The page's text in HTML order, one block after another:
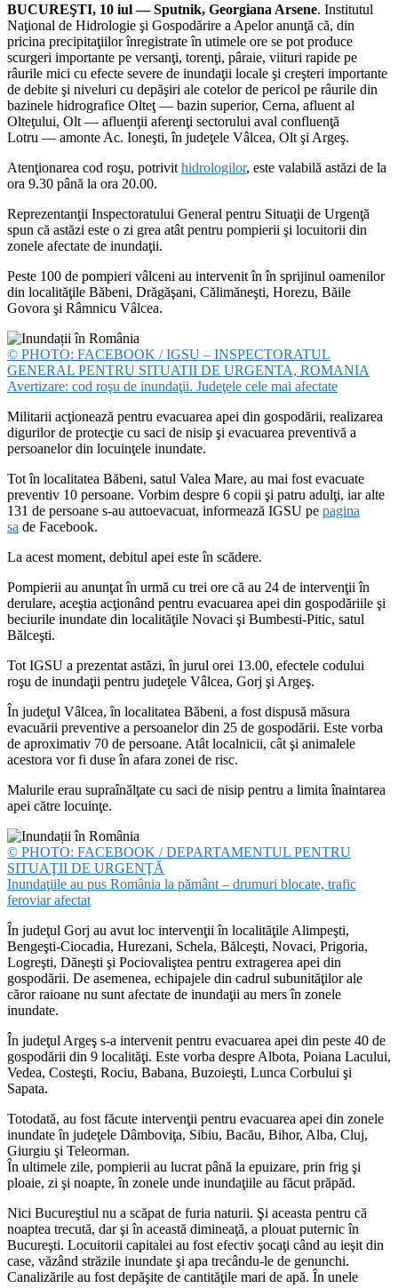
BUCUREŞTI, 10 iul — Sputnik, Georgiana Arsene. Institutul
Naţional de Hidrologie şi Gospodărire a Apelor anunţă că, din
pricina precipitaţiilor înregistrate în utimele ore se pot produce
scurgeri importante pe versanţi, torenţi, pâraie, viituri rapide pe
râurile mici cu efecte severe de inundaţii locale şi creşteri importante
de debite şi niveluri cu depăşiri ale cotelor de pericol pe râurile din
bazinele hidrografice Olteţ — bazin superior, Cerna, afluent al
Olteţului, Olt — afluenţii aferenţi sectorului aval confluenţă
Lotru — amonte Ac. Ioneşti, în judeţele Vâlcea, Olt şi Argeş.
Atenţionarea cod roşu, potrivit hidrologilor, este valabilă astăzi de la
ora 9.30 până la ora 20.00.
Reprezentanţii Inspectoratului General pentru Situaţii de Urgenţă
spun că astăzi este o zi grea atât pentru pompierii şi locuitorii din
zonele afectate de inundaţii.
Peste 100 de pompieri vâlceni au intervenit în în sprijinul oamenilor
din localităţile Băbeni, Drăgăşani, Călimăneşti, Horezu, Băile
Govora şi Râmnicu Vâlcea.
© PHOTO: FACEBOOK / IGSU – INSPECTORATUL
GENERAL PENTRU SITUATII DE URGENTA, ROMANIA
Avertizare: cod roşu de inundaţii. Judeţele cele mai afectate
Militarii acţionează pentru evacuarea apei din gospodării, realizarea
digurilor de protecţie cu saci de nisip şi evacuarea preventivă a
persoanelor din locuinţele inundate.
Tot în localitatea Băbeni, satul Valea Mare, au mai fost evacuate
preventiv 10 persoane. Vorbim despre 6 copii şi patru adulţi, iar alte
131 de persoane s-au autoevacuat, informează IGSU pe pagina
sa de Facebook.
La acest moment, debitul apei este în scădere.
Pompierii au anunţat în urmă cu trei ore că au 24 de intervenţii în
derulare, aceştia acţionând pentru evacuarea apei din gospodăriile şi
beciurile inundate din localităţile Novaci şi Bumbesti-Pitic, satul
Bălceşti.
Tot IGSU a prezentat astăzi, în jurul orei 13.00, efectele codului
roşu de inundaţii pentru judeţele Vâlcea, Gorj şi Argeş.
În judeţul Vâlcea, în localitatea Băbeni, a fost dispusă măsura
evacuării preventive a persoanelor din 25 de gospodării. Este vorba
de aproximativ 70 de persoane. Atât localnicii, cât şi animalele
acestora vor fi duse în afara zonei de risc.
Malurile erau supraînălţate cu saci de nisip pentru a limita înaintarea
apei către locuinţe.
© PHOTO: FACEBOOK / DEPARTAMENTUL PENTRU
SITUAŢII DE URGENŢĂ
Inundaţiile au pus România la pământ – drumuri blocate, trafic
feroviar afectat
În judeţul Gorj au avut loc intervenţii în localităţile Alimpeşti,
Bengeşti-Ciocadia, Hurezani, Schela, Bălceşti, Novaci, Prigoria,
Logreşti, Dăneşti şi Pociovaliştea pentru extragerea apei din
gospodării. De asemenea, echipajele din cadrul subunităţilor ale
căror raioane nu sunt afectate de inundaţii au mers în zonele
inundate.
În judeţul Argeş s-a intervenit pentru evacuarea apei din peste 40 de
gospodării din 9 localităţi. Este vorba despre Albota, Poiana Lacului,
Vedea, Costeşti, Rociu, Babana, Buzoieşti, Lunca Corbului şi
Sapata.
Totodată, au fost făcute intervenţii pentru evacuarea apei din zonele
inundate în judeţele Dâmboviţa, Sibiu, Bacău, Bihor, Alba, Cluj,
Giurgiu şi Teleorman.
În ultimele zile, pompierii au lucrat până la epuizare, prin frig şi
ploaie, zi şi noapte, în zonele unde inundaţiile au făcut prăpăd.
Nici Bucureştiul nu a scăpat de furia naturii. Şi aceasta pentru că
noaptea trecută, dar şi în această dimineaţă, a plouat puternic în
Bucureşti. Locuitorii capitalei au fost efectiv şocaţi când au ieşit din
case, văzând străzile inundate şi apa trecându-le de genunchi.
Canalizările au fost depăşite de cantităţile mari de apă. În unele